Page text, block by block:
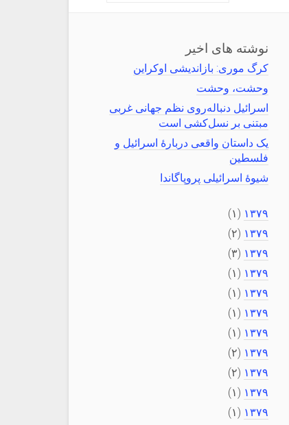
نوشته های اخیر
کرگ موری: بازاندیشی اوکراین
وحشت، وحشت
اسرائیل دنباله‌روی نظم جهانی غربی
مبتنی بر نسل‌کشی است
یک داستان واقعی دربارهٔ اسرائیل و
فلسطین
شیوهٔ اسرائیلی پروپاگاندا
۱۳۷۹ (۱)
۱۳۷۹ (۲)
۱۳۷۹ (۳)
۱۳۷۹ (۱)
۱۳۷۹ (۱)
۱۳۷۹ (۱)
۱۳۷۹ (۱)
۱۳۷۹ (۲)
۱۳۷۹ (۲)
۱۳۷۹ (۱)
۱۳۷۹ (۱)